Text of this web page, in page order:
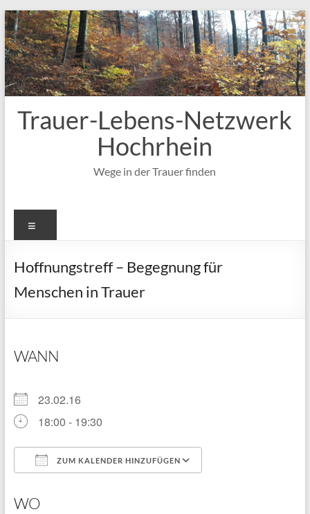
Zum
Inhalt
springen
Trauer-Lebens-Netzwerk
Hochrhein
Wege in der Trauer finden
Hoffnungstreff – Begegnung für
Menschen in Trauer
WANN
23.02.16
18:00 - 19:30
ZUM KALENDER HINZUFÜGEN
WO